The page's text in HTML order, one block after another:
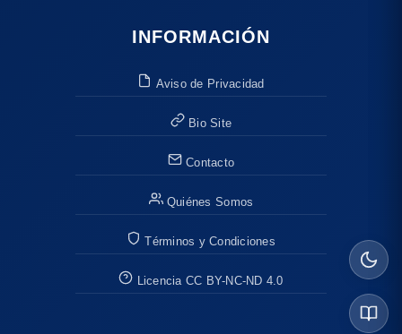
INFORMACIÓN
Aviso de Privacidad
Bio Site
Contacto
Quiénes Somos
Términos y Condiciones
Licencia CC BY-NC-ND 4.0